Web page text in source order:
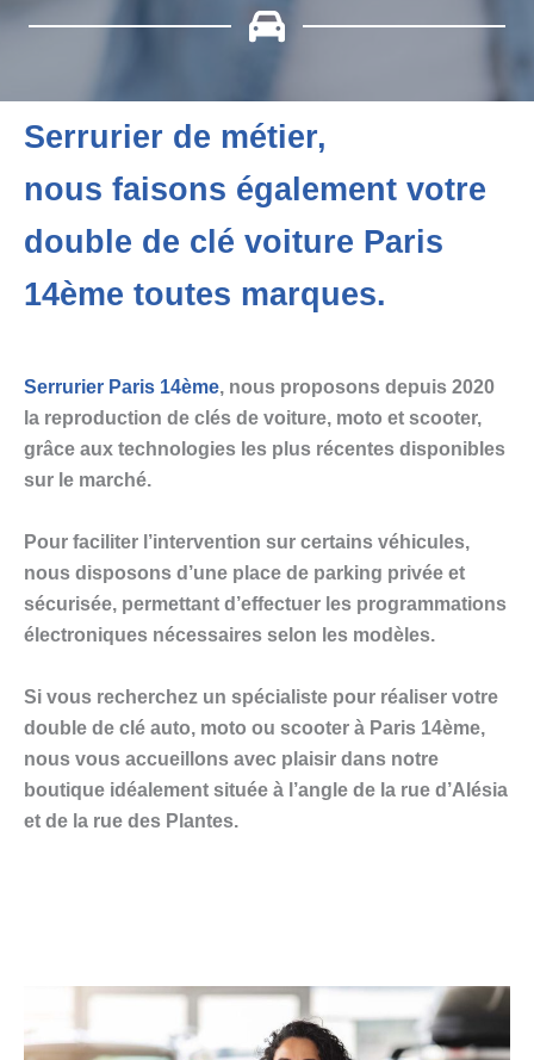
Serrurier de métier,
nous faisons également votre
double de clé voiture Paris
14ème toutes marques.
Serrurier Paris 14ème, nous proposons depuis 2020
la reproduction de clés de voiture, moto et scooter,
grâce aux technologies les plus récentes disponibles
sur le marché.
Pour faciliter l’intervention sur certains véhicules,
nous disposons d’une place de parking privée et
sécurisée, permettant d’effectuer les programmations
électroniques nécessaires selon les modèles.
Si vous recherchez un spécialiste pour réaliser votre
double de clé auto, moto ou scooter à Paris 14ème,
nous vous accueillons avec plaisir dans notre
boutique idéalement située à l’angle de la rue d’Alésia
et de la rue des Plantes.